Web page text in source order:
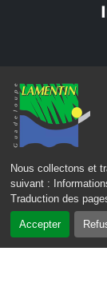
Nous collectons et
suivant :
Traduction des
Accepter